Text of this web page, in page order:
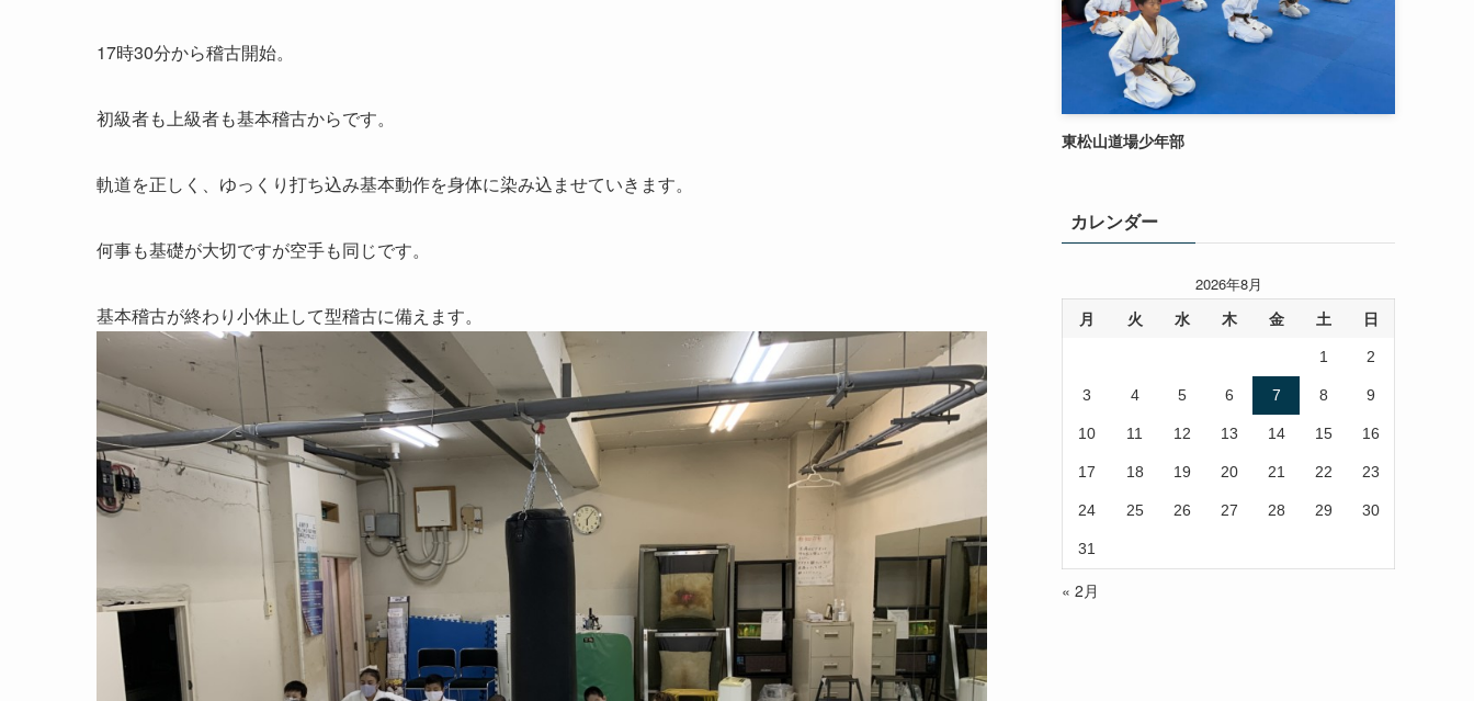
17時30分から稽古開始。
初級者も上級者も基本稽古からです。
軌道を正しく、ゆっくり打ち込み基本動作を身体に染み込ませていきます。
何事も基礎が大切ですが空手も同じです。
基本稽古が終わり小休止して型稽古に備えます。
東松山道場少年部
カレンダー
2026年8月
月 火 水 木 金 土 日
1 2
3 4 5 6 7 8 9
10 11 12 13 14 15 16
17 18 19 20 21 22 23
24 25 26 27 28 29 30
31
« 2月